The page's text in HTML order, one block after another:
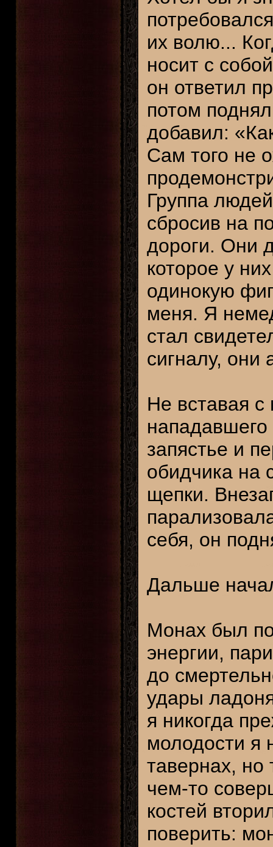
их волю...
носит с
он ответил
потом
добавил:
Сам того не
Группа
сбросив на
дороги. Они
которое у
одинокую
меня. Я
стал
сигналу, они
Не вставая с
нападавшего
запястье и
обидчика на
щепки.
себя, он
Дальше
Монах был
энергии,
до
удары
я никогда
молодости я
тавернах, но
чем-то
костей
поверить: